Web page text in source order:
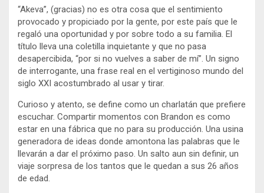
“Akeva”, (gracias) no es otra cosa que el sentimiento
provocado y propiciado por la gente, por este país que le
regaló una oportunidad y por sobre todo a su familia. El
título lleva una coletilla inquietante y que no pasa
desapercibida, “por si no vuelves a saber de mí”. Un signo
de interrogante, una frase real en el vertiginoso mundo del
siglo XXI acostumbrado al usar y tirar.
Curioso y atento, se define como un charlatán que prefiere
escuchar. Compartir momentos con Brandon es como
estar en una fábrica que no para su producción. Una usina
generadora de ideas donde amontona las palabras que le
llevarán a dar el próximo paso. Un salto aun sin definir, un
viaje sorpresa de los tantos que le quedan a sus 26 años
de edad.